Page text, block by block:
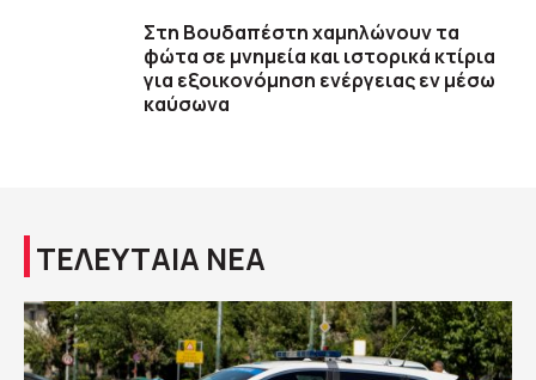
Στη Βουδαπέστη χαμηλώνουν τα
φώτα σε μνημεία και ιστορικά κτίρια
για εξοικονόμηση ενέργειας εν μέσω
καύσωνα
ΤΕΛΕΥΤΑΙΑ ΝΕΑ